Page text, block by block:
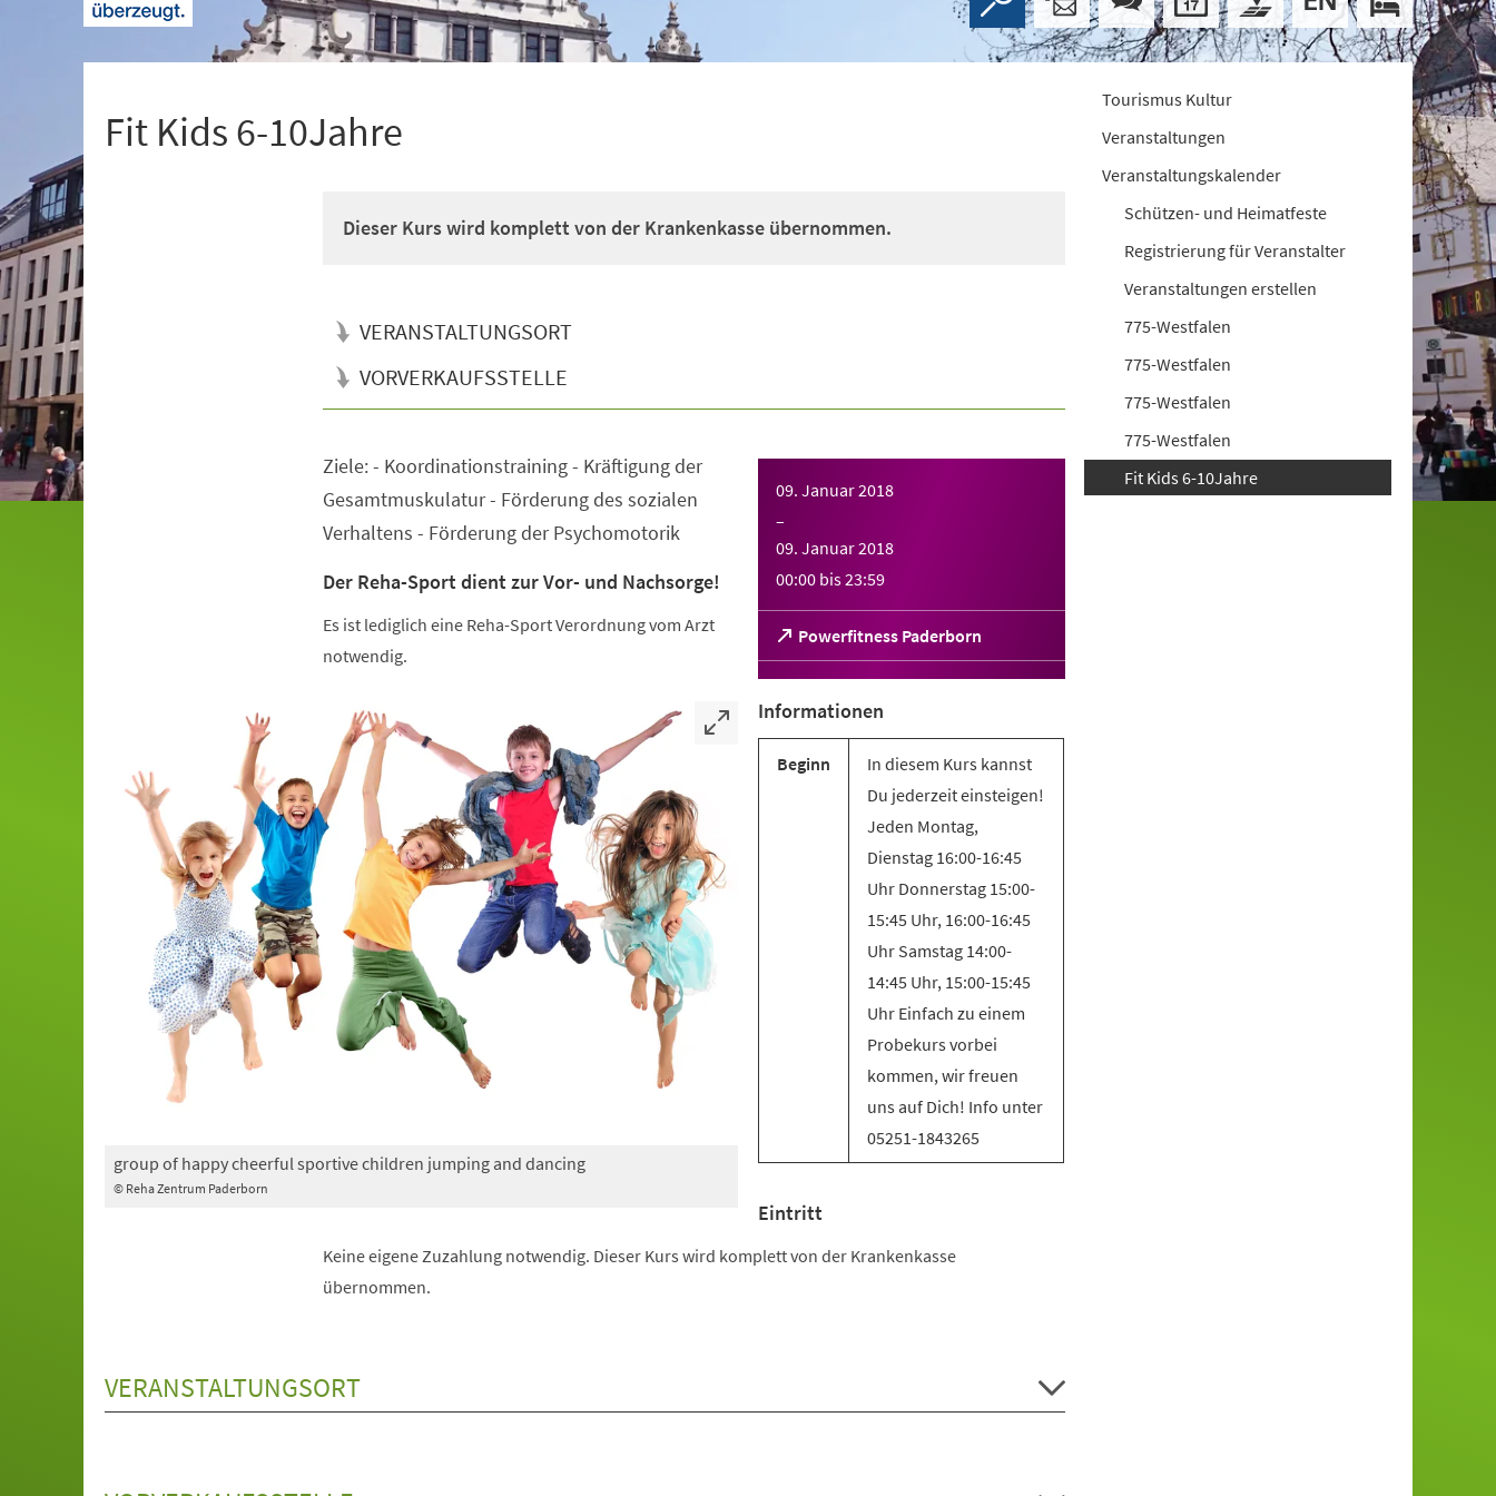
Fit Kids 6-10Jahre
Dieser Kurs wird komplett von der Krankenkasse übernommen.
VERANSTALTUNGSORT
VORVERKAUFSSTELLE
09. Januar 2018
–
09. Januar 2018
00:00 bis23:59
Powerfitness Paderborn
(Öffnet
in
einem
neuen
Tab)
Ziele: - Koordinationstraining - Kräftigung der
Gesamtmuskulatur - Förderung des sozialen
Verhaltens - Förderung der Psychomotorik
Der Reha-Sport dient zur Vor- und Nachsorge!
Es ist lediglich eine Reha-Sport Verordnung vom Arzt
notwendig.
© Reha Zentrum Paderborn
group of happy cheerful sportive children jumping and dancing
Informationen
Beginn
In diesem Kurs kannst
Du jederzeit einsteigen!
Jeden Montag,
Dienstag 16:00-16:45
Uhr Donnerstag 15:00-
15:45 Uhr, 16:00-16:45
Uhr Samstag 14:00-
14:45 Uhr, 15:00-15:45
Uhr Einfach zu einem
Probekurs vorbei
kommen, wir freuen
uns auf Dich! Info unter
05251-1843265
Eintritt
Keine eigene Zuzahlung notwendig. Dieser Kurs wird komplett von der Krankenkasse
übernommen.
VERANSTALTUNGSORT
Tourismus Kultur
Veranstaltungen
Veranstaltungskalender
Schützen- und Heimatfeste
Registrierung für Veranstalter
Veranstaltungen erstellen
775-Westfalen
775-Westfalen
775-Westfalen
775-Westfalen
Fit Kids 6-10Jahre